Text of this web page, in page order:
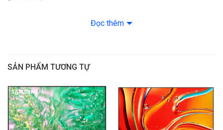
– Giảm độ trễ chơi game Auto Low Latency Mode (ALLM)
Bộ xử lý: Bộ xử lý X1 4K HDR
được trình chiếu.
– Chân đế nâng đỡtividạngchữ V úp ngượccứng cáp giúp tivi
đứng vững trên kệ tủ. Đồng thời chân đế cũng có thể tháo lắp
để treo tường giúp tiết kiệm không gian.
Đọc thêm
SẢN PHẨM TƯƠNG TỰ